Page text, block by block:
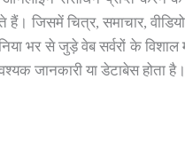
हैं। जिसमें चित्र, समाचार,
भर से जुड़े वेब सर्वरों के
जानकारी या डेटाबेस होता है।